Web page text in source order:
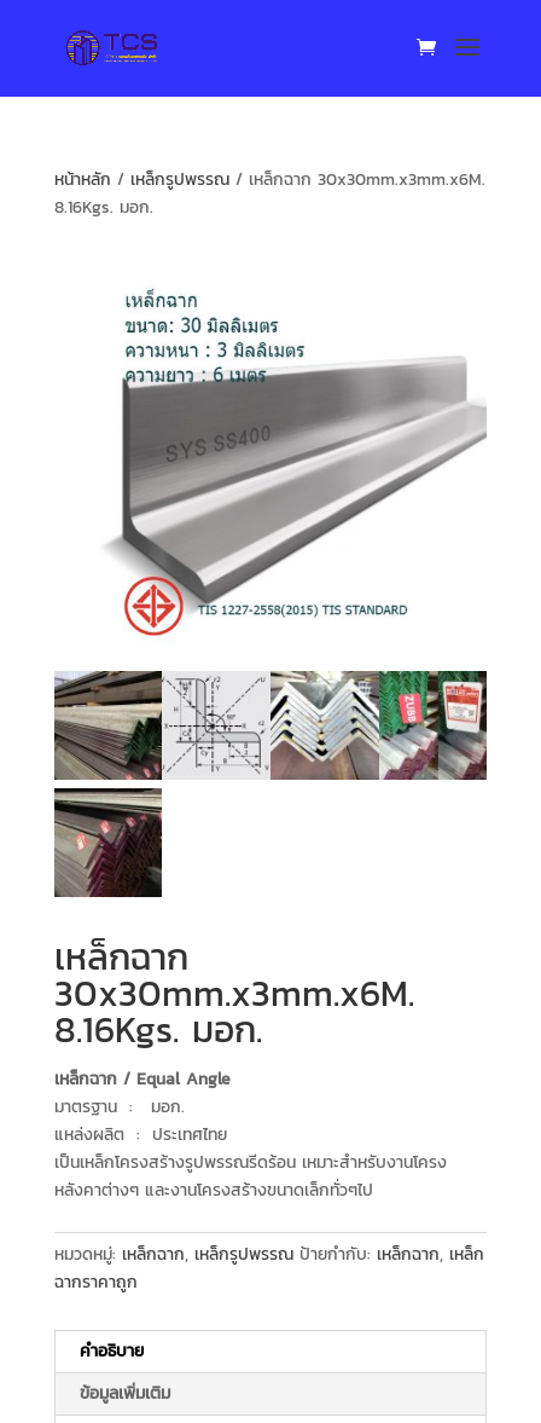
หน้าหลัก / เหล็กรูปพรรณ/ เหล็กฉาก 30x30mm.x3mm.x6M.
8.16Kgs. มอก.
เหล็กฉาก
30x30mm.x3mm.x6M.
8.16Kgs. มอก.
เหล็กฉาก / Equal Angle
มาตรฐาน : มอก.
แหล่งผลิต : ประเทศไทย
เป็นเหล็กโครงสร้างรูปพรรณรีดร้อน เหมาะสำหรับงานโครง
หลังคาต่างๆ และงานโครงสร้างขนาดเล็กทั่วๆไป
หมวดหมู่: เหล็กฉาก, เหล็กรูปพรรณ ป้ายกำกับ: เหล็กฉาก, เหล็ก
ฉากราคาถูก
คำอธิบาย
ข้อมูลเพิ่มเติม